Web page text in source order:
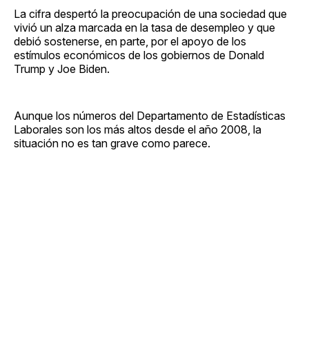
La cifra despertó la preocupación de una sociedad que
vivió un alza marcada en la tasa de desempleo y que
debió sostenerse, en parte, por el apoyo de los
estímulos económicos de los gobiernos de Donald
Trump y Joe Biden.
Aunque los números del Departamento de Estadísticas
Laborales son los más altos desde el año 2008, la
situación no es tan grave como parece.